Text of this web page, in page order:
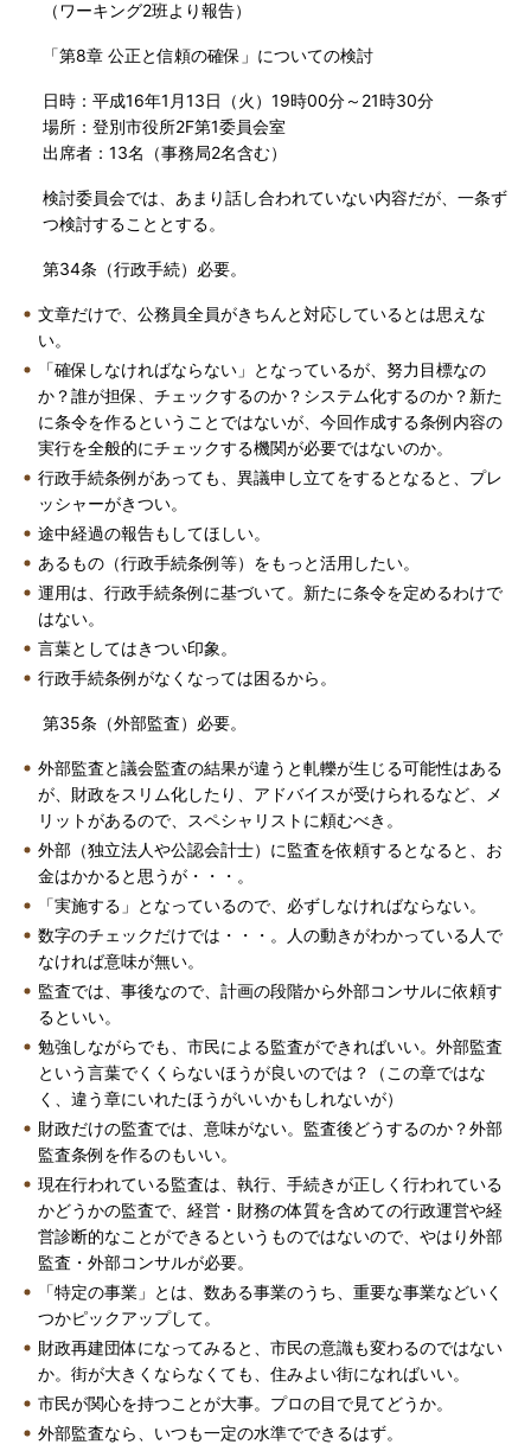
（ワーキング2班より報告）
「第8章 公正と信頼の確保」についての検討
日時：平成16年1月13日（火）19時00分～21時30分
場所：登別市役所2F第1委員会室
出席者：13名（事務局2名含む）
検討委員会では、あまり話し合われていない内容だが、一条ず
つ検討することとする。
第34条（行政手続）必要。
文章だけで、公務員全員がきちんと対応しているとは思えな
い。
「確保しなければならない」となっているが、努力目標なの
か？誰が担保、チェックするのか？システム化するのか？新た
に条令を作るということではないが、今回作成する条例内容の
実行を全般的にチェックする機関が必要ではないのか。
行政手続条例があっても、異議申し立てをするとなると、プレ
ッシャーがきつい。
途中経過の報告もしてほしい。
あるもの（行政手続条例等）をもっと活用したい。
運用は、行政手続条例に基づいて。新たに条令を定めるわけで
はない。
言葉としてはきつい印象。
行政手続条例がなくなっては困るから。
第35条（外部監査）必要。
外部監査と議会監査の結果が違うと軋轢が生じる可能性はある
が、財政をスリム化したり、アドバイスが受けられるなど、メ
リットがあるので、スペシャリストに頼むべき。
外部（独立法人や公認会計士）に監査を依頼するとなると、お
金はかかると思うが・・・。
「実施する」となっているので、必ずしなければならない。
数字のチェックだけでは・・・。人の動きがわかっている人で
なければ意味が無い。
監査では、事後なので、計画の段階から外部コンサルに依頼す
るといい。
勉強しながらでも、市民による監査ができればいい。外部監査
という言葉でくくらないほうが良いのでは？（この章ではな
く、違う章にいれたほうがいいかもしれないが）
財政だけの監査では、意味がない。監査後どうするのか？外部
監査条例を作るのもいい。
現在行われている監査は、執行、手続きが正しく行われている
かどうかの監査で、経営・財務の体質を含めての行政運営や経
営診断的なことができるというものではないので、やはり外部
監査・外部コンサルが必要。
「特定の事業」とは、数ある事業のうち、重要な事業などいく
つかピックアップして。
財政再建団体になってみると、市民の意識も変わるのではない
か。街が大きくならなくても、住みよい街になればいい。
市民が関心を持つことが大事。プロの目で見てどうか。
外部監査なら、いつも一定の水準でできるはず。